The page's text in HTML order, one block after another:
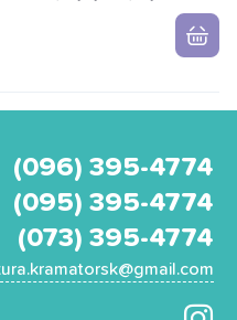
тогараши, хрустящая панировка
(096) 395-4774
(095) 395-4774
(073) 395-4774